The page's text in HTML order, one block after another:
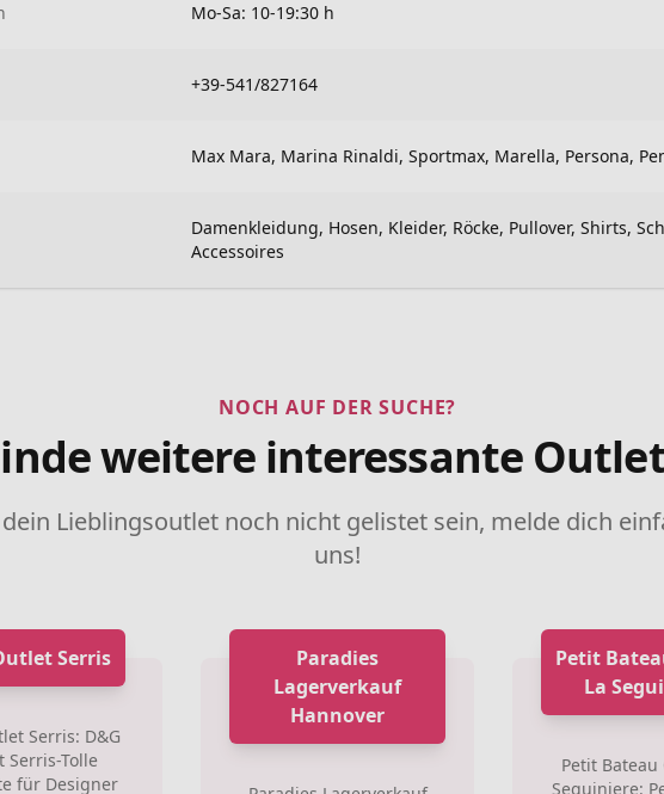
Mo-Sa: 10-19:30 h
+39-541/827164
Max Mara, Marina Rinaldi, Sportmax, Marella, Persona,
Damenkleidung, Hosen, Kleider, Röcke, Pullover, Shirts,
Accessoires
NOCH AUF DER SUCHE?
weitere interessante
Lieblingsoutlet noch nicht gelistet sein, melde dich
uns!
Serris
Serris: D&G
Serris-Tolle
für Designer
Paradies
Lagerverkauf
Hannover
Petit
La
Petit Bateau
Seguiniere: